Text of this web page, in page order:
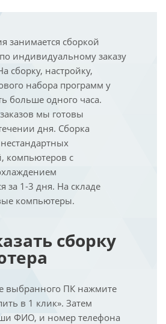
занимается сборкой
индивидуальному заказу
сборку, настройку,
набора программ у
больше одного часа.
мы готовы
дня. Сборка
компьютеров с
за 1-3 дня. На складе
компьютеры.
сборку
выбранного ПК нажмите
в 1 клик». Затем
ФИО, и номер телефона